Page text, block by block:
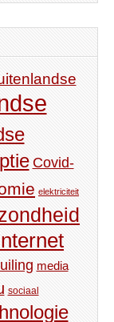
Covid-
elektriciteit
media
sociaal